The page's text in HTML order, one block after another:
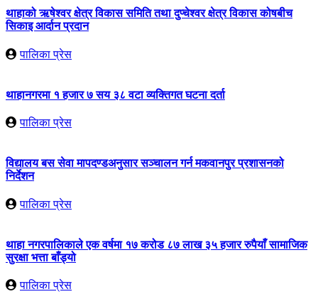
थाहाको ऋषेश्वर क्षेत्र विकास समिति तथा दुप्चेश्वर क्षेत्र विकास कोषबीच
सिकाइ आर्दान प्रदान
पालिका प्रेस
थाहानगरमा १ हजार ७ सय ३८ वटा व्यक्तिगत घटना दर्ता
पालिका प्रेस
विद्यालय बस सेवा मापदण्डअनुसार सञ्चालन गर्न मकवानपुर प्रशासनको
निर्देशन
पालिका प्रेस
थाहा नगरपालिकाले एक वर्षमा १७ करोड ८७ लाख ३५ हजार रुपैयाँ सामाजिक
सुरक्षा भत्ता बाँड्यो
पालिका प्रेस